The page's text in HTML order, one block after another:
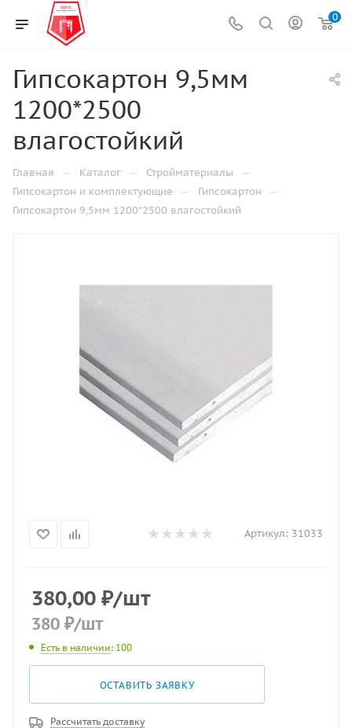
0
Гипсокартон 9,5мм
1200*2500
влагостойкий
Главная — Каталог — Стройматериалы —
Гипсокартон и комплектующие — Гипсокартон —
Гипсокартон 9,5мм 1200*2500 влагостойкий
Артикул: 31033
380,00 ₽/шт
380 ₽/шт
Есть в наличии: 100
ОСТАВИТЬ ЗАЯВКУ
Рассчитать доставку